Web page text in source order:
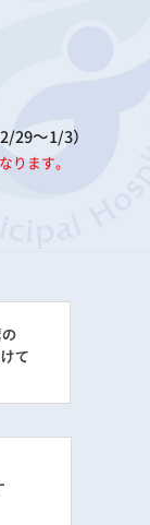
29～1/3）
ります。